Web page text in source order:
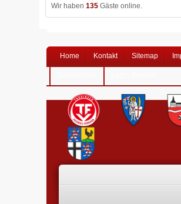
Wir haben 135 Gäste online.
Home Kontakt Sitemap